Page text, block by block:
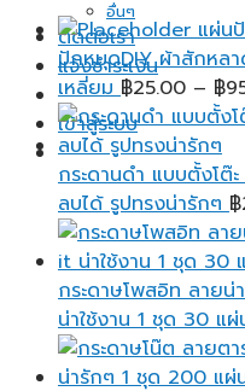
อื่นๆ
ติดต่อเรา
แจ้งชำระเงิน
เข้าสู่ระบบ
แผ่น
ปักหมุดDIY ผ้าสักหล
เหลี่ยม ฿25.00 – ฿
กระดานดำ แบบตั้งโต๊
ลบได้ รูปทรงน่ารักๆ ฿
กระดาษโพสอิท ลาย
น่าใช้งาน 1 ชุด 30 แผ่